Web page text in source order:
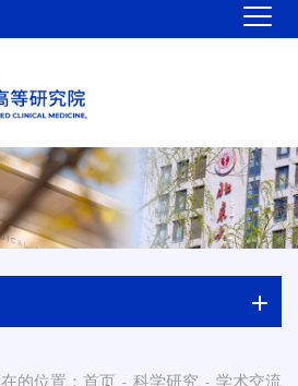
的位置： 首页 - 科学研究 - 学术交流